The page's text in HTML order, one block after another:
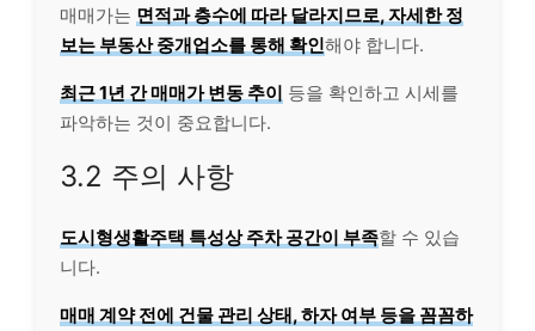
매매가는 면적과 층수에 따라 달라지므로, 자세한 정
보는 부동산 중개업소를 통해 확인해야 합니다.
최근 1년 간 매매가 변동 추이 등을 확인하고 시세를
파악하는 것이 중요합니다.
3.2 주의 사항
도시형생활주택 특성상 주차 공간이 부족할 수 있습
니다.
매매 계약 전에 건물 관리 상태, 하자 여부 등을 꼼꼼하